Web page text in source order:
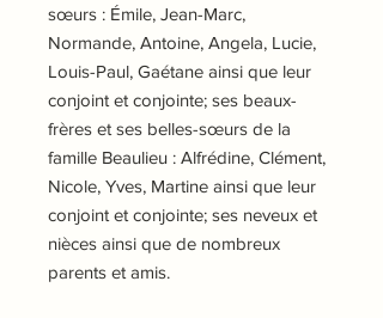
sœurs : Émile, Jean-Marc,
Normande, Antoine, Angela, Lucie,
Louis-Paul, Gaétane ainsi que leur
conjoint et conjointe; ses beaux-
frères et ses belles-sœurs de la
famille Beaulieu : Alfrédine, Clément,
Nicole, Yves, Martine ainsi que leur
conjoint et conjointe; ses neveux et
nièces ainsi que de nombreux
parents et amis.